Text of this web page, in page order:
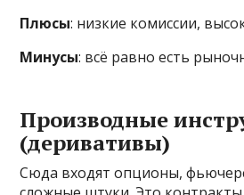
Плюсы: низкие комиссии,
Минусы: всё равно есть
Производные
(деривативы)
Сюда входят опционы,